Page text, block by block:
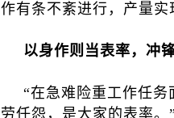
作有条不紊进行，产量实
以身作则当表率，冲
“在急难险重工作任
劳任怨，是大家的表率